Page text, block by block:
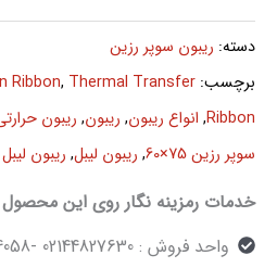
دسته: ریبون سوپر رزین
برچسب:
Ribbon, Thermal Transfer
Ribbon
, انواع ریبون, ریبون, ریبون
سوپر رزین 75×60
, ریبون لیبل, ریبون لیبل
خدمات رمزینه نگار روی این محصول
واحد فروش : 02144827630 -02144814058